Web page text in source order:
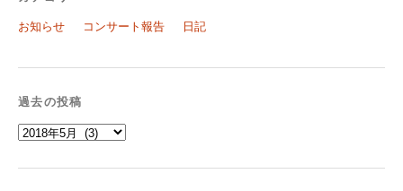
お知らせ コンサート報告 日記
過去の投稿
過
去